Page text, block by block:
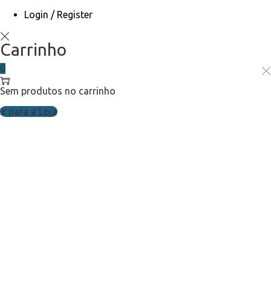
Login / Register
Carrinho
0
Sem produtos no carrinho
Ir para a Loja